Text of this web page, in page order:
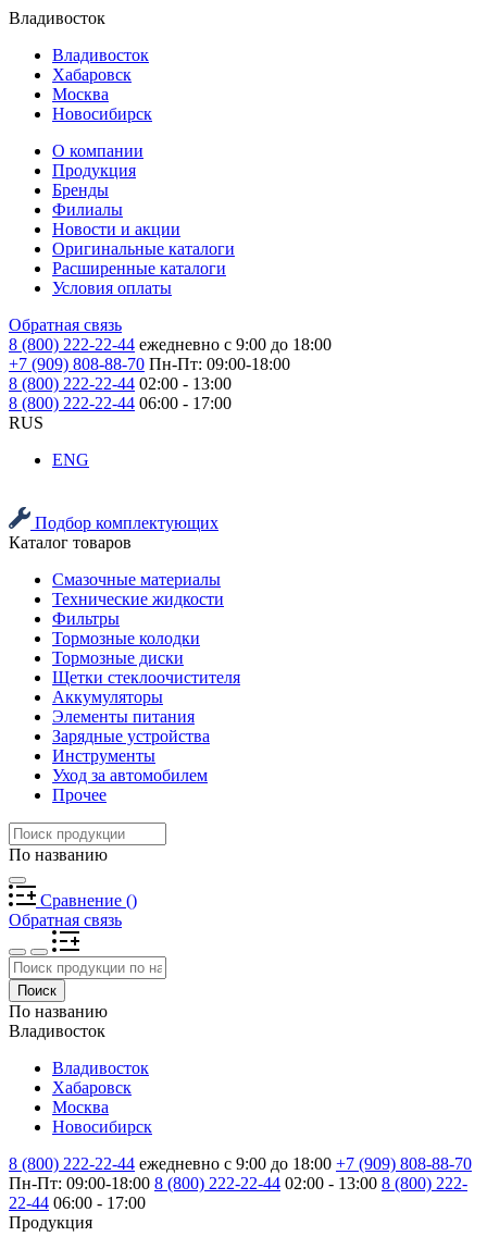
Владивосток
Владивосток
Хабаровск
Москва
Новосибирск
О компании
Продукция
Бренды
Филиалы
Новости и акции
Оригинальные каталоги
Расширенные каталоги
Условия оплаты
Обратная связь
8 (800) 222-22-44 ежедневно с 9:00 до 18:00
+7 (909) 808-88-70 Пн-Пт: 09:00-18:00
8 (800) 222-22-44 02:00 - 13:00
8 (800) 222-22-44 06:00 - 17:00
RUS
ENG
Подбор комплектующих
Каталог товаров
Смазочные материалы
Технические жидкости
Фильтры
Тормозные колодки
Тормозные диски
Щетки стеклоочистителя
Аккумуляторы
Элементы питания
Зарядные устройства
Инструменты
Уход за автомобилем
Прочее
По названию
Сравнение ()
Обратная связь
Поиск
По названию
Владивосток
Владивосток
Хабаровск
Москва
Новосибирск
8 (800) 222-22-44 ежедневно с 9:00 до 18:00 +7 (909) 808-88-70
Пн-Пт: 09:00-18:00 8 (800) 222-22-44 02:00 - 13:00 8 (800) 222-
22-44 06:00 - 17:00
Продукция